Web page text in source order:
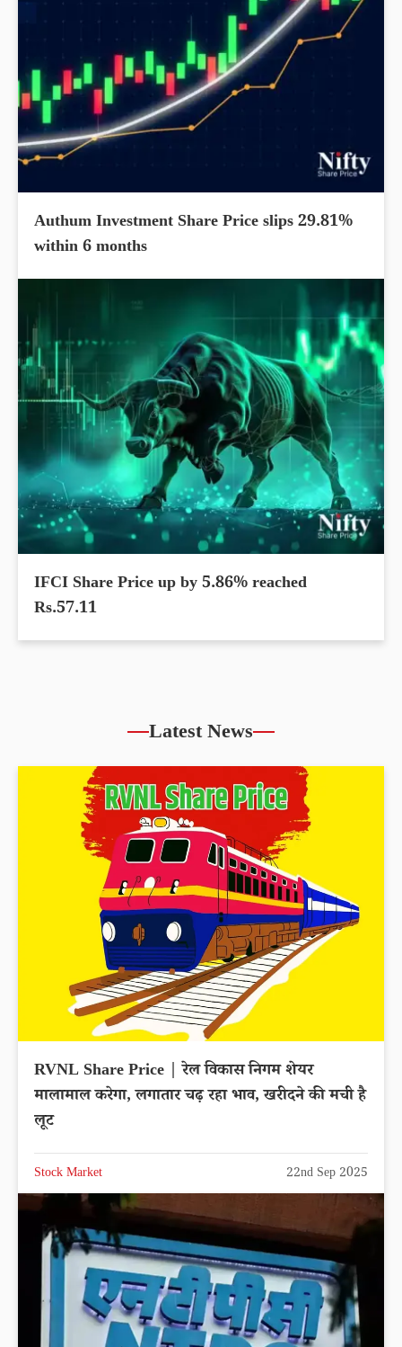
Authum Investment Share Price slips 29.81%
within 6 months
IFCI Share Price up by 5.86% reached
Rs.57.11
Latest News
RVNL Share Price | रेल विकास निगम शेयर
मालामाल करेगा, लगातार चढ़ रहा भाव, खरीदने की मची है
लूट
Stock Market 22nd Sep 2025